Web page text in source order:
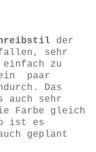
der
sehr
einfach zu
paar
Das
auch sehr
Farbe gleich
ist es
geplant